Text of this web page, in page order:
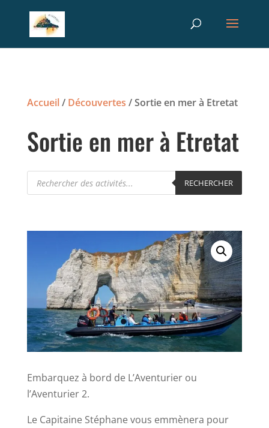
Accueil/ Découvertes / Sortie en mer à Etretat
Sortie en mer à Etretat
Recherche
de
produits
RECHERCHER
Embarquez à bord de L’Aventurier ou
l’Aventurier 2.
Le Capitaine Stéphane vous emmènera pour